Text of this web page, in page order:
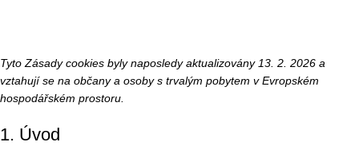
Tyto Zásady cookies byly naposledy aktualizovány 13. 2. 2026 a
vztahují se na občany a osoby s trvalým pobytem v Evropském
hospodářském prostoru.
1. Úvod